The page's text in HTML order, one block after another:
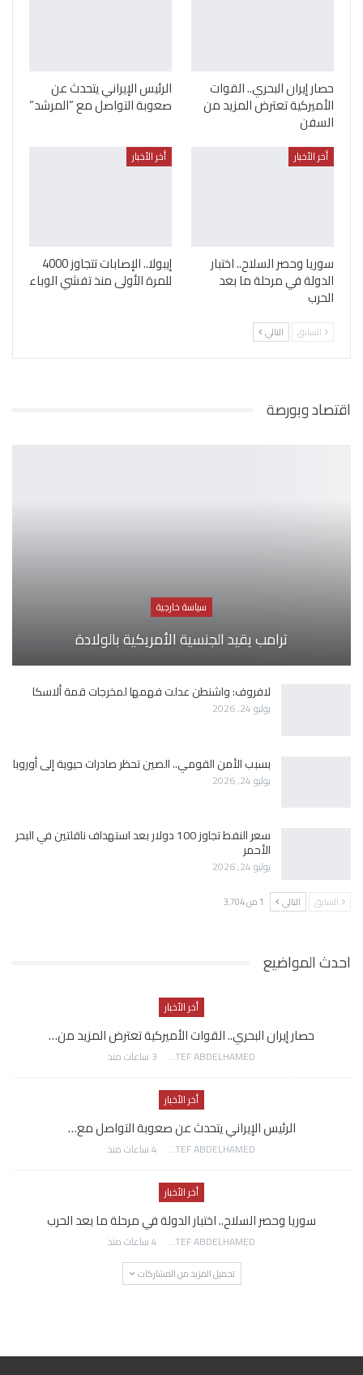
حصار إيران البحري.. القوات
الأميركية تعترض المزيد من
السفن
الرئيس الإيراني يتحدث عن
صعوبة التواصل مع “المرشد”
أخر الأخبار
سوريا وحصر السلاح.. اختبار
الدولة في مرحلة ما بعد
الحرب
أخر الأخبار
إيبولا.. الإصابات تتجاوز 4000
للمرة الأولى منذ تفشي الوباء
السابق التالي
اقتصاد وبورصة
سياسة خارجية
ترامب يقيد الجنسية الأمريكية بالولادة
لافروف: واشنطن عدلت فهمها لمخرجات قمة ألاسكا
يوليو 24, 2026
بسبب الأمن القومي.. الصين تحظر صادرات حيوية إلى أوروبا
يوليو 24, 2026
سعر النفط تجاوز 100 دولار بعد استهداف ناقلتين في البحر
الأحمر
يوليو 24, 2026
السابق التالي 1 من 3٬704
احدث المواضيع
أخر الأخبار
حصار إيران البحري.. القوات الأميركية تعترض المزيد من…
AWATEF ABDELHAMED 3 ساعات منذ
أخر الأخبار
الرئيس الإيراني يتحدث عن صعوبة التواصل مع…
AWATEF ABDELHAMED 4 ساعات منذ
أخر الأخبار
سوريا وحصر السلاح.. اختبار الدولة في مرحلة ما بعد الحرب
AWATEF ABDELHAMED 4 ساعات منذ
تحميل المزيد من المشاركات